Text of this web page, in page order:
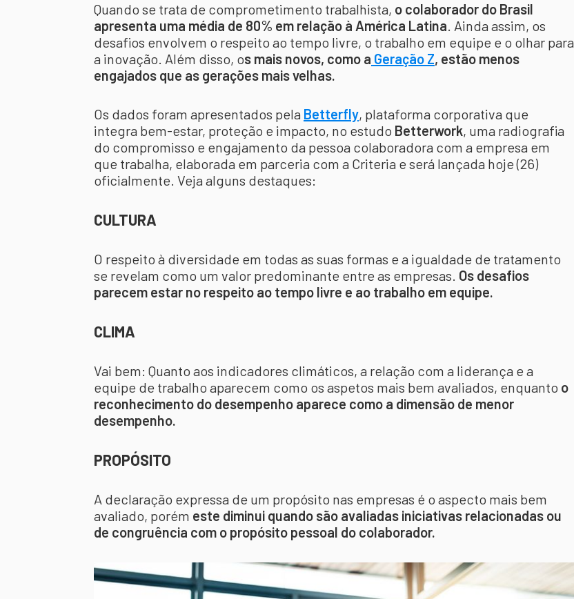
Quando se trata de comprometimento trabalhista, o colaborador do Brasil
apresenta uma média de 80% em relação à América Latina. Ainda assim, os
desafios envolvem o respeito ao tempo livre, o trabalho em equipe e o olhar para
a inovação. Além disso, os mais novos, como a Geração Z, estão menos
engajados que as gerações mais velhas.
Os dados foram apresentados pela Betterfly, plataforma corporativa que
integra bem-estar, proteção e impacto, no estudo Betterwork, uma radiografia
do compromisso e engajamento da pessoa colaboradora com a empresa em
que trabalha, elaborada em parceria com a Criteria e será lançada hoje (26)
oficialmente. Veja alguns destaques:
CULTURA
O respeito à diversidade em todas as suas formas e a igualdade de tratamento
se revelam como um valor predominante entre as empresas. Os desafios
parecem estar no respeito ao tempo livre e ao trabalho em equipe.
CLIMA
Vai bem: Quanto aos indicadores climáticos, a relação com a liderança e a
equipe de trabalho aparecem como os aspetos mais bem avaliados, enquanto o
reconhecimento do desempenho aparece como a dimensão de menor
desempenho.
PROPÓSITO
A declaração expressa de um propósito nas empresas é o aspecto mais bem
avaliado, porém este diminui quando são avaliadas iniciativas relacionadas ou
de congruência com o propósito pessoal do colaborador.